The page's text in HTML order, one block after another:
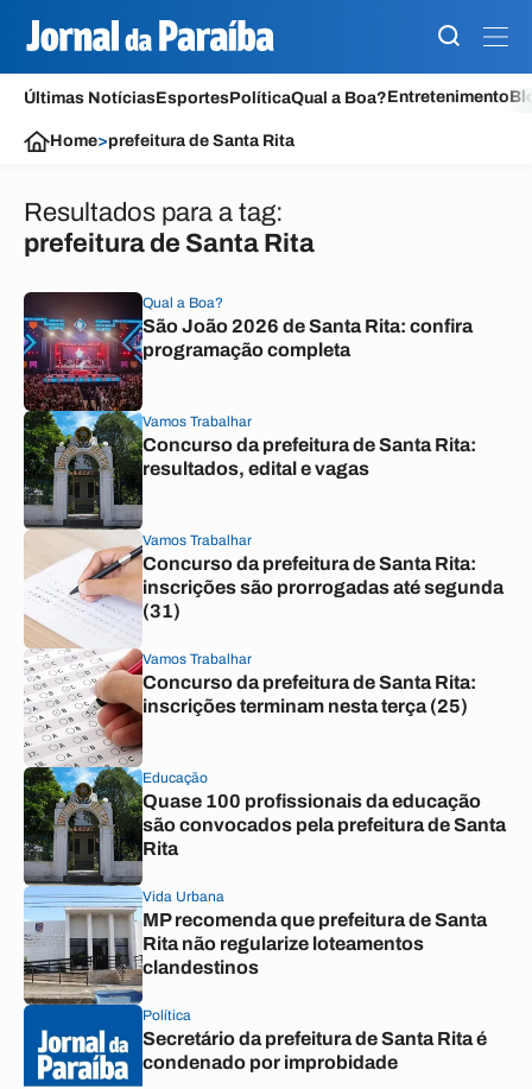
Últimas NotíciasEsportesPolíticaQual a Boa?Entretenimento
Home>prefeitura de Santa Rita
Resultados para a tag:
prefeitura de Santa Rita
Qual a Boa?
São João 2026 de Santa Rita: confira
programação completa
Vamos Trabalhar
Concurso da prefeitura de Santa Rita:
resultados, edital e vagas
Vamos Trabalhar
Concurso da prefeitura de Santa Rita:
inscrições são prorrogadas até segunda
(31)
Vamos Trabalhar
Concurso da prefeitura de Santa Rita:
inscrições terminam nesta terça (25)
Educação
Quase 100 profissionais da educação
são convocados pela prefeitura de Santa
Rita
Vida Urbana
MP recomenda que prefeitura de Santa
Rita não regularize loteamentos
clandestinos
Política
Secretário da prefeitura de Santa Rita é
condenado por improbidade